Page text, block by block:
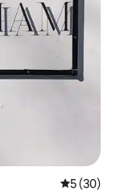
Xếp hạng
5 (30)